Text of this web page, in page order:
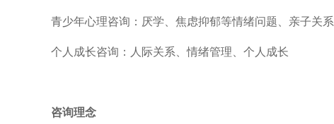
青少年心理咨询：厌学、焦虑抑郁等情绪问题、亲子关系
个人成长咨询：人际关系、情绪管理、个人成长
咨询理念